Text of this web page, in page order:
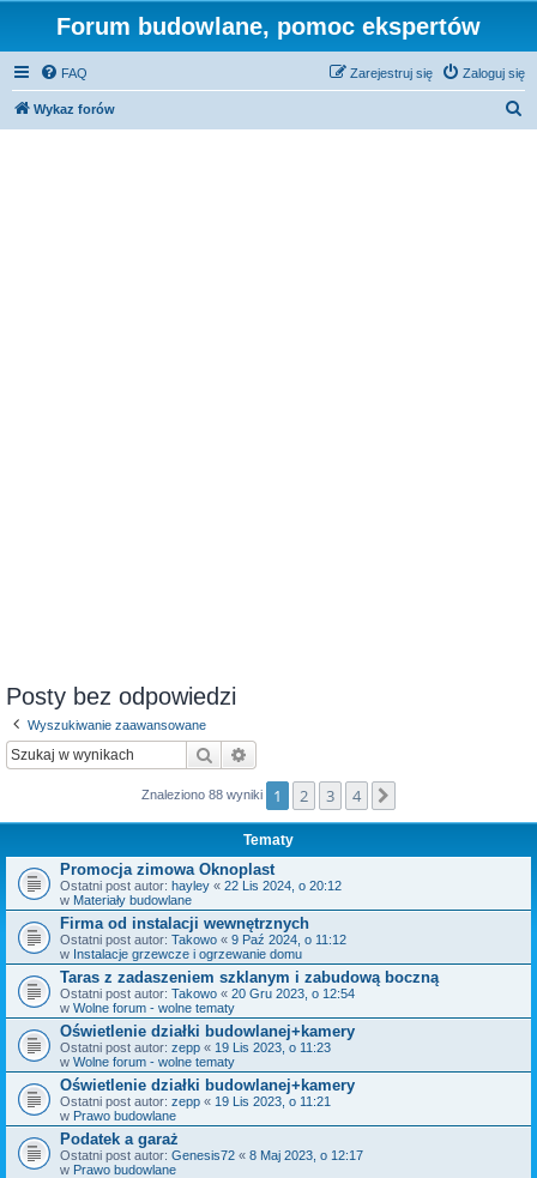
Forum budowlane, pomoc ekspertów
FAQ Zaloguj się
Zarejestruj się
Wykaz forów
Posty bez odpowiedzi
Wyszukiwanie zaawansowane
Szukaj
Znaleziono 88 wyniki 1 2 3 4
Tematy
Promocja zimowa Oknoplast
Ostatni post autor: hayley « 22 Lis 2024, o 20:12
w Materiały budowlane
Firma od instalacji wewnętrznych
Ostatni post autor: Takowo « 9 Paź 2024, o 11:12
w Instalacje grzewcze i ogrzewanie domu
Taras z zadaszeniem szklanym i zabudową boczną
Ostatni post autor: Takowo « 20 Gru 2023, o 12:54
w Wolne forum - wolne tematy
Oświetlenie działki budowlanej+kamery
Ostatni post autor: zepp « 19 Lis 2023, o 11:23
w Wolne forum - wolne tematy
Oświetlenie działki budowlanej+kamery
Ostatni post autor: zepp « 19 Lis 2023, o 11:21
w Prawo budowlane
Podatek a garaż
Ostatni post autor: Genesis72 « 8 Maj 2023, o 12:17
w Prawo budowlane